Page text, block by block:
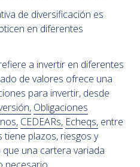
de diversificación es
en diferentes
a invertir en diferentes
de valores ofrece una
para invertir, desde
Obligaciones
CEDEARs, Echeqs, entre
plazos, riesgos y
una cartera variada